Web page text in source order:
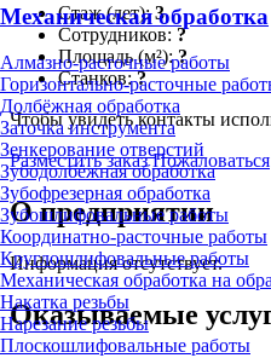
Механическая обработка
Алмазно-расточные работы
Горизонтально-расточные
Долбёжная обработка
Заточка инструмента
Зенкерование отверстий
Зубодолбёжная обработка
Зубофрезерная обработка
Зубошлифовальные работы
Координатно-расточные работы
Круглошлифовальные работы
Механическая обработка на
Накатка резьбы
Нарезание резьбы
Плоскошлифовальные работы
Стаж (лет):3
Сотрудников: ?
Площадь (м²):?
Станков:?
Чтобы увидеть контакты
Разместить заказ Пожаловаться
О предприятии
Информация отсутствует.
Оказываемые